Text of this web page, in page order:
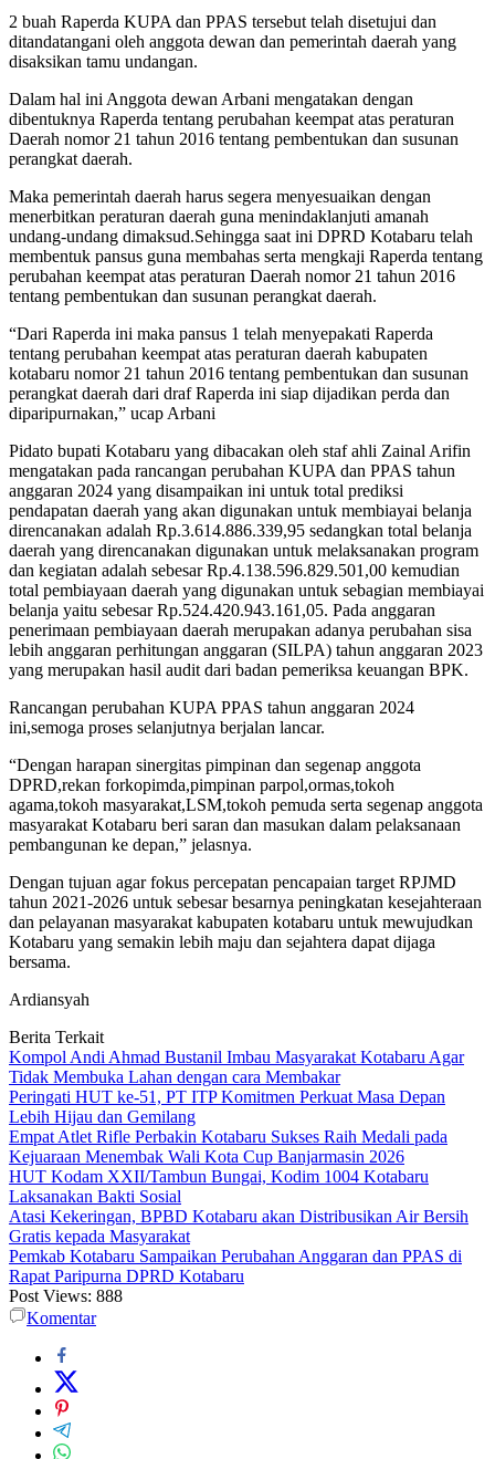
2 buah Raperda KUPA dan PPAS tersebut telah disetujui dan
ditandatangani oleh anggota dewan dan pemerintah daerah yang
disaksikan tamu undangan.
Dalam hal ini Anggota dewan Arbani mengatakan dengan
dibentuknya Raperda tentang perubahan keempat atas peraturan
Daerah nomor 21 tahun 2016 tentang pembentukan dan susunan
perangkat daerah.
Maka pemerintah daerah harus segera menyesuaikan dengan
menerbitkan peraturan daerah guna menindaklanjuti amanah
undang-undang dimaksud.Sehingga saat ini DPRD Kotabaru telah
membentuk pansus guna membahas serta mengkaji Raperda tentang
perubahan keempat atas peraturan Daerah nomor 21 tahun 2016
tentang pembentukan dan susunan perangkat daerah.
“Dari Raperda ini maka pansus 1 telah menyepakati Raperda
tentang perubahan keempat atas peraturan daerah kabupaten
kotabaru nomor 21 tahun 2016 tentang pembentukan dan susunan
perangkat daerah dari draf Raperda ini siap dijadikan perda dan
diparipurnakan,” ucap Arbani
Pidato bupati Kotabaru yang dibacakan oleh staf ahli Zainal Arifin
mengatakan pada rancangan perubahan KUPA dan PPAS tahun
anggaran 2024 yang disampaikan ini untuk total prediksi
pendapatan daerah yang akan digunakan untuk membiayai belanja
direncanakan adalah Rp.3.614.886.339,95 sedangkan total belanja
daerah yang direncanakan digunakan untuk melaksanakan program
dan kegiatan adalah sebesar Rp.4.138.596.829.501,00 kemudian
total pembiayaan daerah yang digunakan untuk sebagian membiayai
belanja yaitu sebesar Rp.524.420.943.161,05. Pada anggaran
penerimaan pembiayaan daerah merupakan adanya perubahan sisa
lebih anggaran perhitungan anggaran (SILPA) tahun anggaran 2023
yang merupakan hasil audit dari badan pemeriksa keuangan BPK.
Rancangan perubahan KUPA PPAS tahun anggaran 2024
ini,semoga proses selanjutnya berjalan lancar.
“Dengan harapan sinergitas pimpinan dan segenap anggota
DPRD,rekan forkopimda,pimpinan parpol,ormas,tokoh
agama,tokoh masyarakat,LSM,tokoh pemuda serta segenap anggota
masyarakat Kotabaru beri saran dan masukan dalam pelaksanaan
pembangunan ke depan,” jelasnya.
Dengan tujuan agar fokus percepatan pencapaian target RPJMD
tahun 2021-2026 untuk sebesar besarnya peningkatan kesejahteraan
dan pelayanan masyarakat kabupaten kotabaru untuk mewujudkan
Kotabaru yang semakin lebih maju dan sejahtera dapat dijaga
bersama.
Ardiansyah
Berita Terkait
Kompol Andi Ahmad Bustanil Imbau Masyarakat Kotabaru Agar
Tidak Membuka Lahan dengan cara Membakar
Peringati HUT ke-51, PT ITP Komitmen Perkuat Masa Depan
Lebih Hijau dan Gemilang
Empat Atlet Rifle Perbakin Kotabaru Sukses Raih Medali pada
Kejuaraan Menembak Wali Kota Cup Banjarmasin 2026
HUT Kodam XXII/Tambun Bungai, Kodim 1004 Kotabaru
Laksanakan Bakti Sosial
Atasi Kekeringan, BPBD Kotabaru akan Distribusikan Air Bersih
Gratis kepada Masyarakat
Pemkab Kotabaru Sampaikan Perubahan Anggaran dan PPAS di
Rapat Paripurna DPRD Kotabaru
Post Views: 888
Komentar